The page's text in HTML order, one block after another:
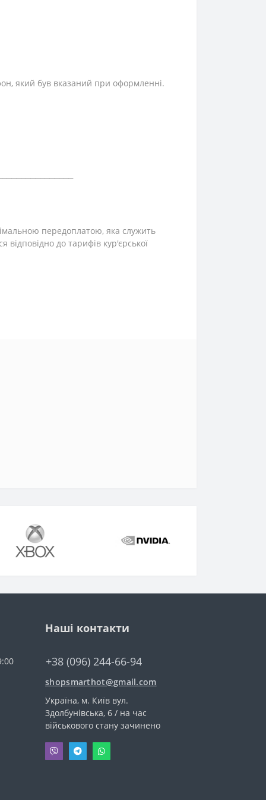
який був вказаний при оформленні.
передоплатою, яка служить
відповідно до тарифів кур'єрської
Наші контакти
+38 (096) 244-66-94
shopsmarthot@gmail.com
Українa, м. Київ вул.
Здолбунівська, 6 / на час
військового стану зачинено